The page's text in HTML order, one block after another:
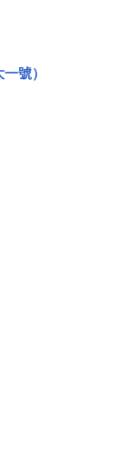
號）